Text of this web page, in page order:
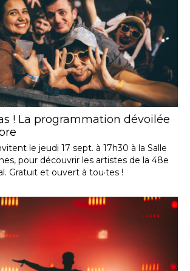
! La programmation dévoilée
le jeudi 17 sept. à 17h30 à la Salle
pour découvrir les artistes de la 48e
Gratuit et ouvert à tou·tes !